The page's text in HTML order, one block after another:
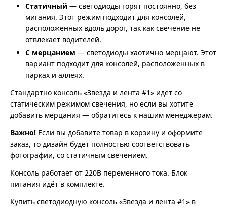
Статичный — светодиоды горят постоянно, без
мигания. Этот режим подходит для консолей,
расположенных вдоль дорог, так как свечение не
отвлекает водителей.
С мерцанием — светодиоды хаотично мерцают. Этот
вариант подходит для консолей, расположенных в
парках и аллеях.
Стандартно консоль «Звезда и лента #1» идёт со
статическим режимом свечения, но если вы хотите
добавить мерцания — обратитесь к нашим менеджерам.
Важно! Если вы добавите товар в корзину и оформите
заказ, то дизайн будет полностью соответствовать
фотографии, со статичным свечением.
Консоль работает от 220В переменного тока. Блок
питания идёт в комплекте.
Купить светодиодную консоль «Звезда и лента #1» в